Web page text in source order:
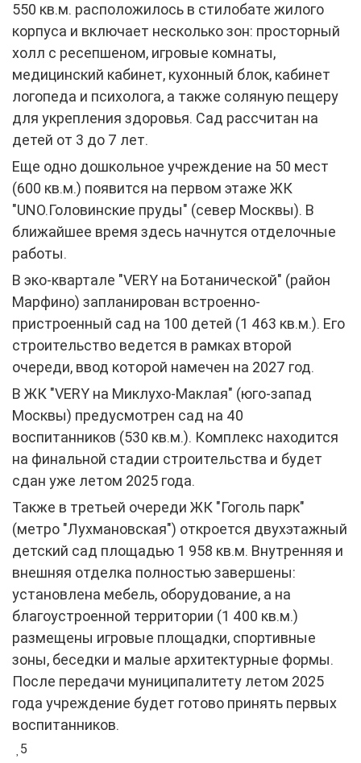
550 кв.м. расположилось в стилобате жилого
корпуса и включает несколько зон: просторный
холл с ресепшеном, игровые комнаты,
медицинский кабинет, кухонный блок, кабинет
логопеда и психолога, а также соляную пещеру
для укрепления здоровья. Сад рассчитан на
детей от 3 до 7 лет.
Еще одно дошкольное учреждение на 50 мест
(600 кв.м.) появится на первом этаже ЖК
"UNO.Головинские пруды" (север Москвы). В
ближайшее время здесь начнутся отделочные
работы.
В эко-квартале "VERY на Ботанической" (район
Марфино) запланирован встроенно-
пристроенный сад на 100 детей (1 463 кв.м.). Его
строительство ведется в рамках второй
очереди, ввод которой намечен на 2027 год.
В ЖК "VERY на Миклухо-Маклая" (юго-запад
Москвы) предусмотрен сад на 40
воспитанников (530 кв.м.). Комплекс находится
на финальной стадии строительства и будет
сдан уже летом 2025 года.
Также в третьей очереди ЖК "Гоголь парк"
(метро "Лухмановская") откроется двухэтажный
детский сад площадью 1 958 кв.м. Внутренняя и
внешняя отделка полностью завершены:
установлена мебель, оборудование, а на
благоустроенной территории (1 400 кв.м.)
размещены игровые площадки, спортивные
зоны, беседки и малые архитектурные формы.
После передачи муниципалитету летом 2025
года учреждение будет готово принять первых
воспитанников.
5